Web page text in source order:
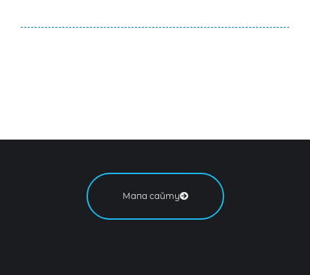
Мапа сайту